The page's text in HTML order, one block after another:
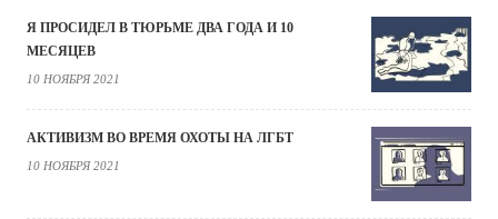
Я ПРОСИДЕЛ В ТЮРЬМЕ ДВА ГОДА И 10
МЕСЯЦЕВ
10 НОЯБРЯ 2021
АКТИВИЗМ ВО ВРЕМЯ ОХОТЫ НА ЛГБТ
10 НОЯБРЯ 2021